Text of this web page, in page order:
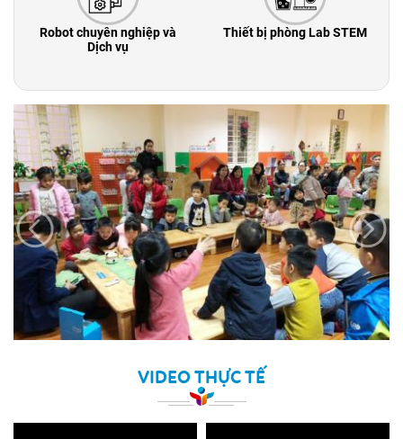
Robot chuyên nghiệp và
Dịch vụ
Thiết bị phòng Lab STEM
VIDEO THỰC TẾ